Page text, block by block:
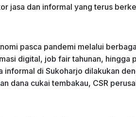
jasa dan informal yang terus
pasca pandemi melalui
digital, job fair tahunan, hingga
informal di Sukoharjo dilakukan
dana cukai tembakau, CSR